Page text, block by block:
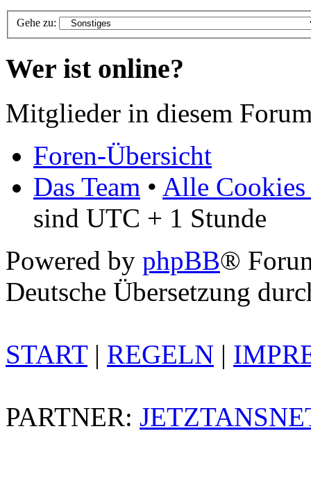
Gehe zu:
Wer ist online?
Mitglieder in diesem
Foren-Übersicht
Das Team • Alle Cookies
sind UTC + 1 Stunde
Powered by phpBB®
Deutsche Übersetzung
START| REGELN |
PARTNER: